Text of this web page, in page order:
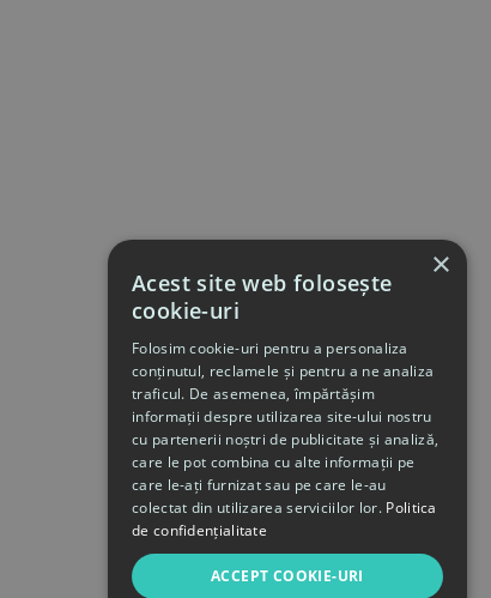
×
Acest site web folosește
cookie-uri
Folosim cookie-uri pentru a personaliza
conținutul, reclamele și pentru a ne analiza
traficul. De asemenea, împărtășim
informații despre utilizarea site-ului nostru
cu partenerii noștri de publicitate și analiză,
care le pot combina cu alte informații pe
care le-ați furnizat sau pe care le-au
colectat din utilizarea serviciilor lor. Politica
de confidențialitate
ACCEPT COOKIE-URI